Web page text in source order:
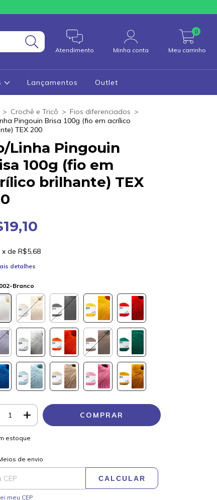
Atendimento Minha conta Meu carrinho
0
Lançamentos Outlet
> Crochê e Tricô > Fios diferenciados >
Pingouin Brisa 100g (fio em acrílico
TEX 200
Linha Pingouin
100g (fio em
brilhante) TEX
x de R$5,68
detalhes
Branco
estoque
para o CEP:
de envio
CALCULAR
meu CEP